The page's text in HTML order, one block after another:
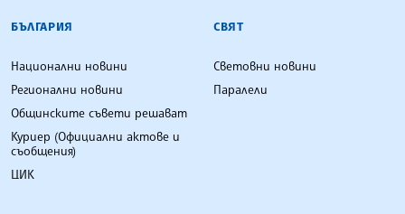
БЪЛГАРСКА ТЕЛЕГРАФНА АГЕНЦИЯ
БЪЛГАРИЯ
Национални новини
Регионални новини
Общинските съвети решават
Куриер (Официални актове и
съобщения)
ЦИК
СВЯТ
Световни новини
Паралели